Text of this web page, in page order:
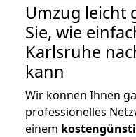
Umzug leicht
Sie, wie
Karlsruhe
kann
Wir können Ihnen
professionelles
einem